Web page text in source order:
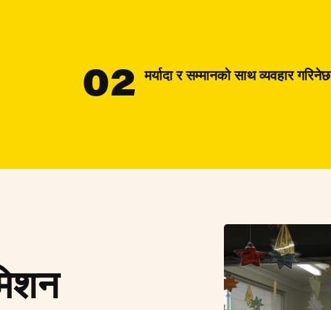
02 मर्यादा र सम्मानको साथ व्यवहार गरिनेछ